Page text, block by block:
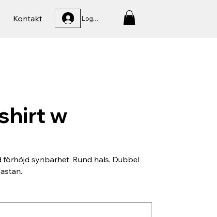
Kontakt Logga In
w
förhöjd synbarhet. Rund hals. Dubbel